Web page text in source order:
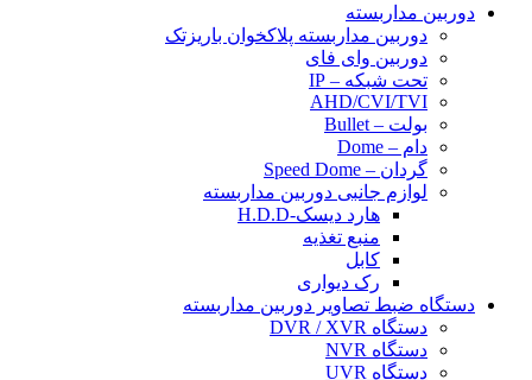
دوربین مداربسته
دوربین مداربسته پلاکخوان باریزتک
دوربین وای فای
تحت شبکه – IP
AHD/CVI/TVI
بولت – Bullet
دام – Dome
گردان – Speed Dome
لوازم جانبی دوربین مداربسته
هارد دیسک-H.D.D
منبع تغذیه
کابل
رک دیواری
دستگاه ضبط تصاویر دوربین مداربسته
دستگاه DVR / XVR
دستگاه NVR
دستگاه UVR